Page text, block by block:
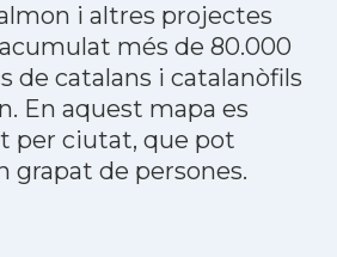
i altres projectes
acumulat més de 80.000
de catalans i catalanòfils
En aquest mapa es
per ciutat, que pot
grapat de persones.